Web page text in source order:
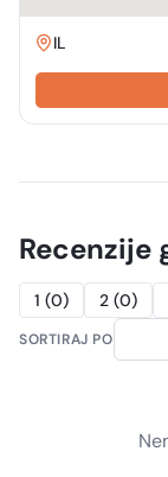
IL
Recenzije
1 (0) 2 (0)
SORTIRAJ PO